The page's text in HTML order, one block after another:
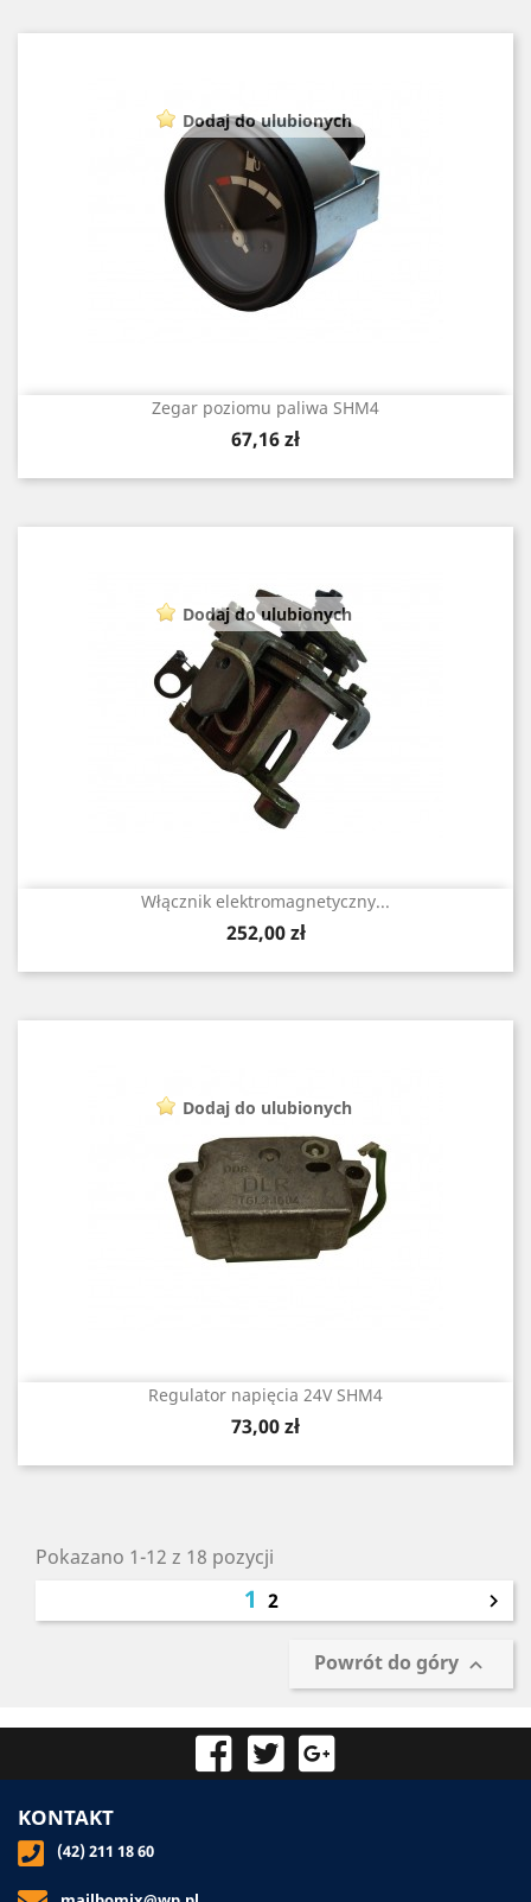
Zegar poziomu paliwa SHM4
Cena
67,16 zł
Dodaj do ulubionych
Włącznik elektromagnetyczny...
Cena
252,00 zł
Dodaj do ulubionych
Regulator napięcia 24V SHM4
Cena
73,00 zł
Dodaj do ulubionych
Pokazano 1-12 z 18 pozycji
1 2 
Powrót do góry 
KONTAKT
(42) 211 18 60